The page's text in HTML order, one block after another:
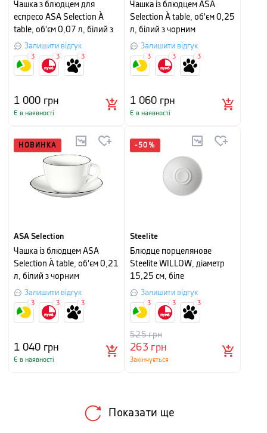
Чашка з блюдцем для
еспресо ASA Selection À
table, об'єм 0,07 л, білий з
чорним
Залишити відгук
1 000 грн
Є в наявності
3 3 3
Чашка із блюдцем ASA
Selection À table, об'єм 0,25
л, білий з чорним
Залишити відгук
1 060 грн
Є в наявності
3 3 3
НОВИНКА
ASA Selection
Чашка із блюдцем ASA
Selection À table, об'єм 0,21
л, білий з чорним
Залишити відгук
1 040 грн
Є в наявності
3 3 3
-50 %
Steelite
Блюдце порцелянове
Steelite WILLOW, діаметр
15,25 см, біле
Залишити відгук
263 грн
525грн
Закінчується
3 3 3
Показати ще